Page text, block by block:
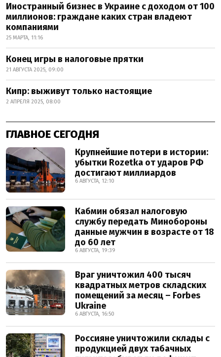
Иностранный бизнес в Украине с доходом от 100
миллионов: граждане каких стран владеют
компаниями
25 МАРТА, 11:16
Конец игры в налоговые прятки
21 АВГУСТА 2025, 09:00
Кипр: выживут только настоящие
2 АПРЕЛЯ 2025, 08:00
ГЛАВНОЕ СЕГОДНЯ
Крупнейшие потери в истории:
убытки Rozetka от ударов РФ
достигают миллиардов
6 АВГУСТА, 12:10
Кабмин обязал налоговую
службу передать Минобороны
данные мужчин в возрасте от 18
до 60 лет
6 АВГУСТА, 19:39
Враг уничтожил 400 тысяч
квадратных метров складских
помещений за месяц – Forbes
Ukraine
6 АВГУСТА, 16:50
Россияне уничтожили склады с
продукцией двух табачных